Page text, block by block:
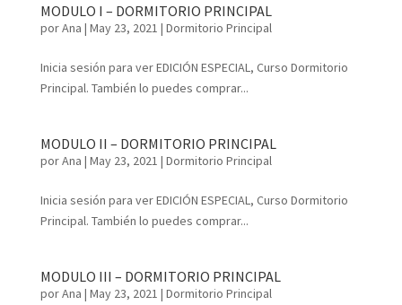
MODULO I – DORMITORIO PRINCIPAL
porAna | May 23, 2021 | Dormitorio Principal
Inicia sesión para ver EDICIÓN ESPECIAL, Curso Dormitorio
Principal. También lo puedes comprar...
MODULO II – DORMITORIO PRINCIPAL
porAna | May 23, 2021 | Dormitorio Principal
Inicia sesión para ver EDICIÓN ESPECIAL, Curso Dormitorio
Principal. También lo puedes comprar...
MODULO III – DORMITORIO PRINCIPAL
porAna | May 23, 2021 | Dormitorio Principal